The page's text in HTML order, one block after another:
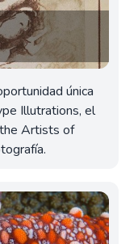
única
Illutrations, el
Artists of